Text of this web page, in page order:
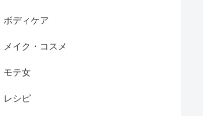
ボディケア
メイク・コスメ
モテ女
レシピ